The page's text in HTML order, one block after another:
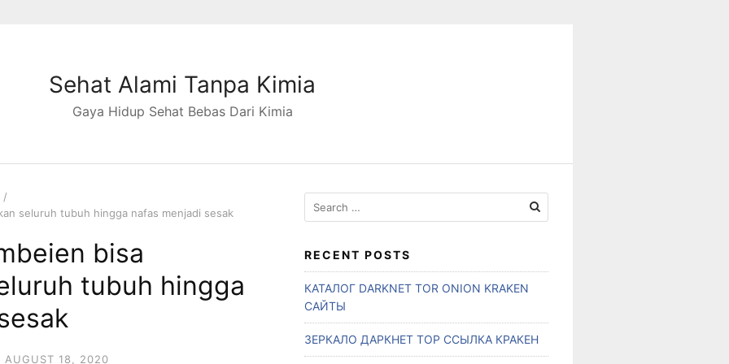
Sehat Alami Tanpa Kimia
Gaya Hidup Sehat Bebas Dari Kimia
seluruh tubuh hingga nafas menjadi sesak
bisa
tubuh hingga
AUGUST 18, 2020
e
r
c
h
f
o
r
RECENT POSTS
КАТАЛОГ DARKNET TOR ONION KRAKEN
САЙТЫ
ЗЕРКАЛО ДАРКНЕТ ТОР ССЫЛКА КРАКЕН